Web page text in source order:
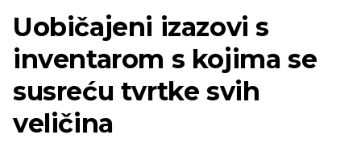
Uobičajeni izazovi s
inventarom s kojima se
susreću tvrtke svih
veličina